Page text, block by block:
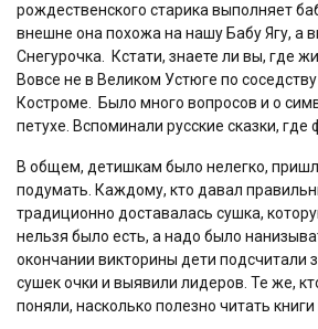
рождественского старика выполняет
внешне она похожа на нашу Бабу Ягу, а
Снегурочка. Кстати, знаете ли вы, где
Вовсе не в Великом Устюге по
Костроме. Было много вопросов и о
петухе. Вспоминали русские сказки, где
В общем, детишкам было нелегко,
подумать. Каждому, кто давал
традиционно доставалась сушка,
нельзя было есть, а надо было
окончании викторины дети подсчитали
сушек очки и выявили лидеров. Те же,
поняли, насколько полезно читать